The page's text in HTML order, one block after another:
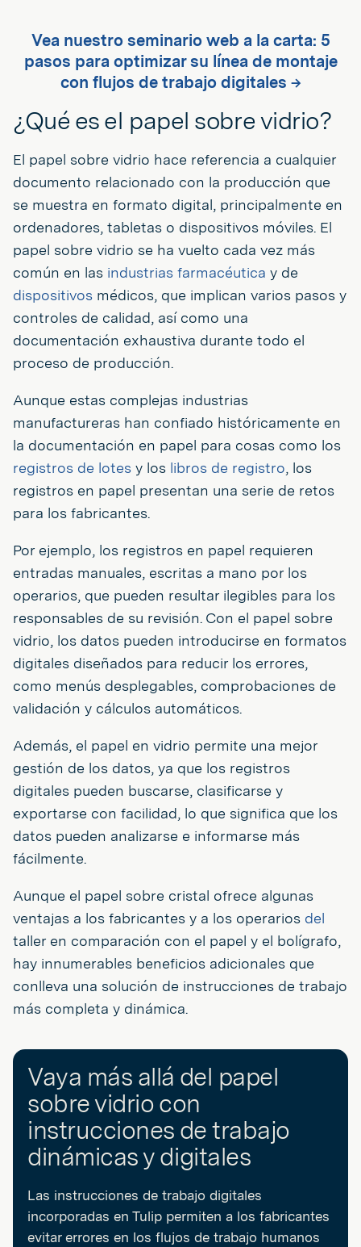
Vea nuestro seminario web a la carta: 5
pasos para optimizar su línea de montaje
con flujos de trabajo digitales →
¿Qué es el papel sobre vidrio?
El papel sobre vidrio hace referencia a cualquier
documento relacionado con la producción que
se muestra en formato digital, principalmente en
ordenadores, tabletas o dispositivos móviles. El
papel sobre vidrio se ha vuelto cada vez más
común en las industrias farmacéutica y de
dispositivos médicos, que implican varios pasos y
controles de calidad, así como una
documentación exhaustiva durante todo el
proceso de producción.
Aunque estas complejas industrias
manufactureras han confiado históricamente en
la documentación en papel para cosas como los
registros de lotes y los libros de registro, los
registros en papel presentan una serie de retos
para los fabricantes.
Por ejemplo, los registros en papel requieren
entradas manuales, escritas a mano por los
operarios, que pueden resultar ilegibles para los
responsables de su revisión. Con el papel sobre
vidrio, los datos pueden introducirse en formatos
digitales diseñados para reducir los errores,
como menús desplegables, comprobaciones de
validación y cálculos automáticos.
Además, el papel en vidrio permite una mejor
gestión de los datos, ya que los registros
digitales pueden buscarse, clasificarse y
exportarse con facilidad, lo que significa que los
datos pueden analizarse e informarse más
fácilmente.
Aunque el papel sobre cristal ofrece algunas
ventajas a los fabricantes y a los operarios del
taller en comparación con el papel y el bolígrafo,
hay innumerables beneficios adicionales que
conlleva una solución de instrucciones de trabajo
más completa y dinámica.
Vaya más allá del papel
sobre vidrio con
instrucciones de trabajo
dinámicas y digitales
Las instrucciones de trabajo digitales
incorporadas en Tulip permiten a los fabricantes
evitar errores en los flujos de trabajo humanos